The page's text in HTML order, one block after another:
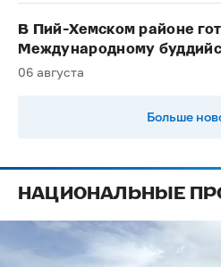
В Пий-Хемском районе
Международному
06 августа
Больше
НАЦИОНАЛЬНЫЕ